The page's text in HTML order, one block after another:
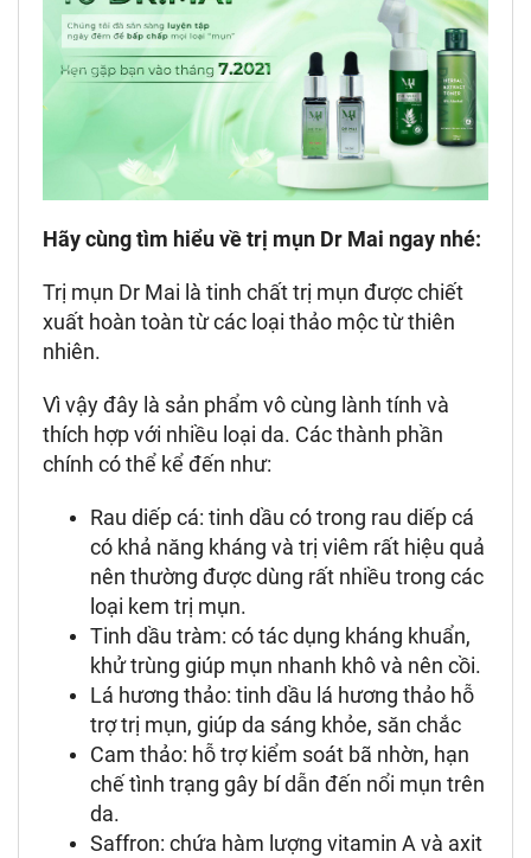
Hãy cùng tìm hiểu về trị mụn Dr Mai ngay nhé:
Trị mụn Dr Mai là tinh chất trị mụn được chiết
xuất hoàn toàn từ các loại thảo mộc từ thiên
nhiên.
Vì vậy đây là sản phẩm vô cùng lành tính và
thích hợp với nhiều loại da. Các thành phần
chính có thể kể đến như:
Rau diếp cá: tinh dầu có trong rau diếp cá
có khả năng kháng và trị viêm rất hiệu quả
nên thường được dùng rất nhiều trong các
loại kem trị mụn.
Tinh dầu tràm: có tác dụng kháng khuẩn,
khử trùng giúp mụn nhanh khô và nên cồi.
Lá hương thảo: tinh dầu lá hương thảo hỗ
trợ trị mụn, giúp da sáng khỏe, săn chắc
Cam thảo: hỗ trợ kiểm soát bã nhờn, hạn
chế tình trạng gây bí dẫn đến nổi mụn trên
da.
Saffron: chứa hàm lượng vitamin A và axit